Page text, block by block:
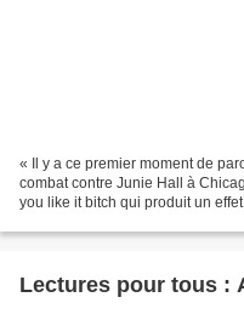
« Il y a ce premier moment de
combat contre Junie Hall à
you like it bitch qui produit un
Lectures pour tous :